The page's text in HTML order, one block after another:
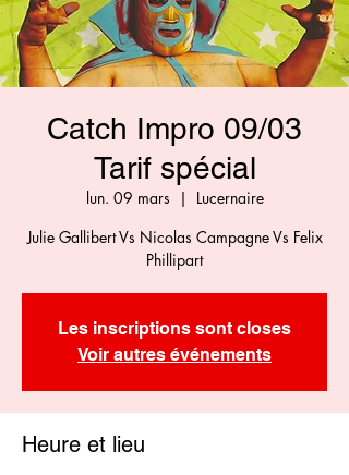
Catch Impro 09/03
Tarif spécial
lun. 09 mars
  |
Lucernaire
Julie Gallibert Vs Nicolas Campagne Vs Felix
Phillipart
Les inscriptions sont closes
Voir autres événements
Heure et lieu